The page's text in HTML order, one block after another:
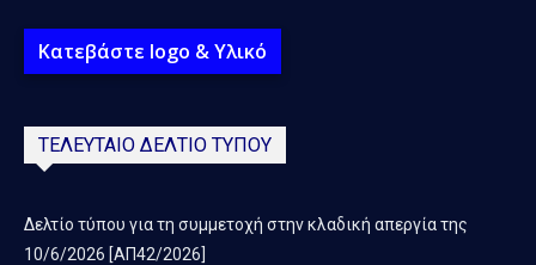
Κατεβάστε logo & Υλικό
ΤΕΛΕΥΤΑΙΟ ΔΕΛΤΙΟ ΤΥΠΟΥ
Δελτίο τύπου για τη συμμετοχή στην κλαδική απεργία της
10/6/2026 [ΑΠ42/2026]